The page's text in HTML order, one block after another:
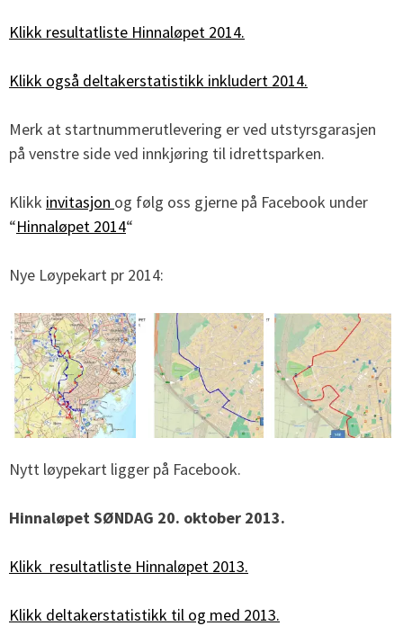
Klikk resultatliste Hinnaløpet 2014.
Klikk også deltakerstatistikk inkludert 2014.
Merk at startnummerutlevering er ved utstyrsgarasjen
på venstre side ved innkjøring til idrettsparken.
Klikk invitasjon og følg oss gjerne på Facebook under
“Hinnaløpet 2014“
Nye Løypekart pr 2014:
Nytt løypekart ligger på Facebook.
Hinnaløpet SØNDAG 20. oktober 2013.
Klikk resultatliste Hinnaløpet 2013.
Klikk deltakerstatistikk til og med 2013.